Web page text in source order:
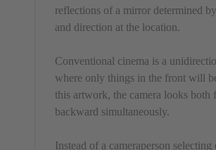
reflections of a mirror determined
and direction at the location.
Conventional cinema is a
where only things in the front will
this artwork, the camera looks both
backward simultaneously.
Instead of a cameraperson selecting